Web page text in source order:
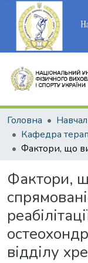
Головна
Фактори,
відділу